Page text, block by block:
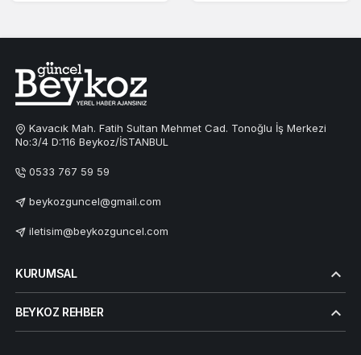
Kavacık Mah. Fatih Sultan Mehmet Cad. Tonoğlu İş Merkezi
No:3/4 D:116 Beykoz/İSTANBUL
0533 767 59 59
beykozguncel@gmail.com
iletisim@beykozguncel.com
KURUMSAL
BEYKOZ REHBER